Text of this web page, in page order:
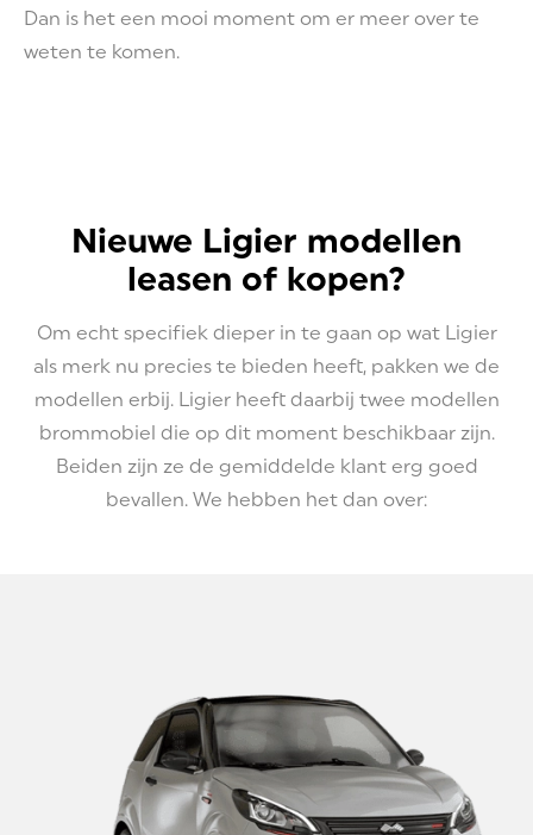
Dan is het een mooi moment om er meer over te
weten te komen.
Nieuwe Ligier modellen
leasen of kopen?
Om echt specifiek dieper in te gaan op wat Ligier
als merk nu precies te bieden heeft, pakken we de
modellen erbij. Ligier heeft daarbij twee modellen
brommobiel die op dit moment beschikbaar zijn.
Beiden zijn ze de gemiddelde klant erg goed
bevallen. We hebben het dan over: